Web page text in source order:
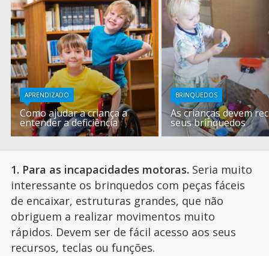
APRENDIZADO
Como ajudar a criança a
entender a deficiência
BRINQUEDOS
As crianças devem
seus brinquedos
1. Para as incapacidades motoras. Seria muito
interessante os brinquedos com peças fáceis
de encaixar, estruturas grandes, que não
obriguem a realizar movimentos muito
rápidos. Devem ser de fácil acesso aos seus
recursos, teclas ou funções.